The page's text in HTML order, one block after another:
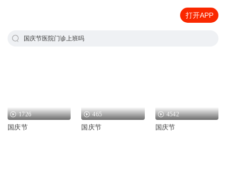
打开APP
国庆节医院门诊上班吗
1726
国庆节
465
国庆节
4542
国庆节